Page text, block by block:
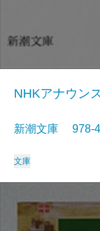
NHKアナウン
新潮文庫 978-
文庫